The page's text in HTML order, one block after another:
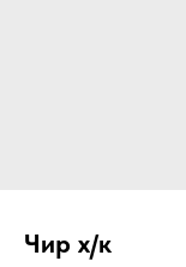
Чир х/к